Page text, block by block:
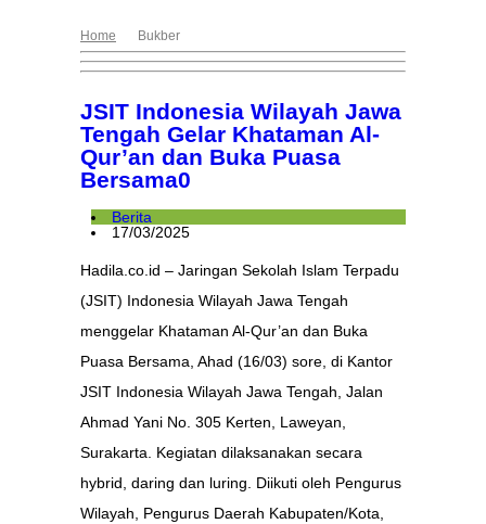
Home Bukber
JSIT Indonesia Wilayah Jawa
Tengah Gelar Khataman Al-
Qur’an dan Buka Puasa
Bersama0
Berita
17/03/2025
Hadila.co.id – Jaringan Sekolah Islam Terpadu
(JSIT) Indonesia Wilayah Jawa Tengah
menggelar Khataman Al-Qur’an dan Buka
Puasa Bersama, Ahad (16/03) sore, di Kantor
JSIT Indonesia Wilayah Jawa Tengah, Jalan
Ahmad Yani No. 305 Kerten, Laweyan,
Surakarta. Kegiatan dilaksanakan secara
hybrid, daring dan luring. Diikuti oleh Pengurus
Wilayah, Pengurus Daerah Kabupaten/Kota,